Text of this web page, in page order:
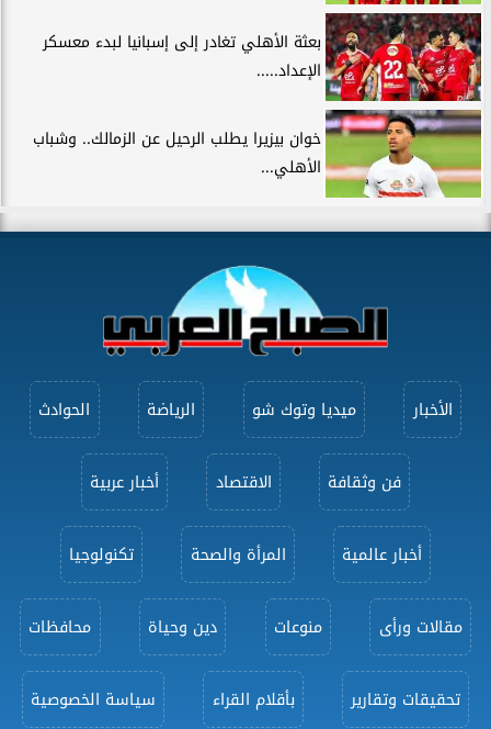
بعثة الأهلي تغادر إلى إسبانيا لبدء معسكر
الإعداد.....
خوان بيزيرا يطلب الرحيل عن الزمالك.. وشباب
الأهلي...
الأخبار ميديا وتوك شو الرياضة الحوادث
فن وثقافة الاقتصاد أخبار عربية
أخبار عالمية المرأة والصحة تكنولوجيا
مقالات ورأى منوعات دين وحياة محافظات
تحقيقات وتقارير بأقلام القراء سياسة الخصوصية